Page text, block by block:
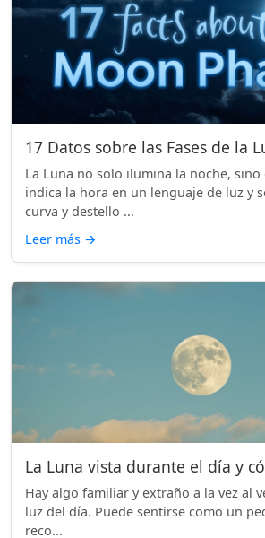
17 Datos sobre las Fases de la
La Luna no solo ilumina la noche, sino
indica la hora en un lenguaje de luz y
curva y destello ...
Leer más →
La Luna vista durante el día y
Hay algo familiar y extraño a la vez al
luz del día. Puede sentirse como un
reco...